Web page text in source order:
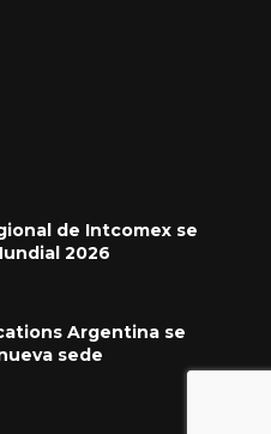
de Intcomex se
2026
Argentina se
sede